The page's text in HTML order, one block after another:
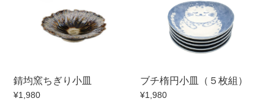
錆均窯ちぎり小皿
¥1,980
ブチ楕円小皿（５枚組）
¥1,980